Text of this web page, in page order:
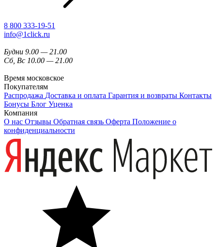
8 800 333-19-51
info@1click.ru
Будни 9.00 — 21.00
Сб, Вс 10.00 — 21.00
Время московское
Покупателям
Распродажа Доставка и оплата Гарантия и возвраты Контакты
Бонусы Блог Уценка
Компания
О нас Отзывы Обратная связь Оферта Положение о
конфиденциальности